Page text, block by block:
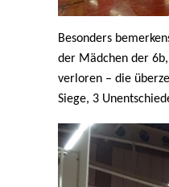
Besonders
der Mädchen der
verloren – die
Siege, 3